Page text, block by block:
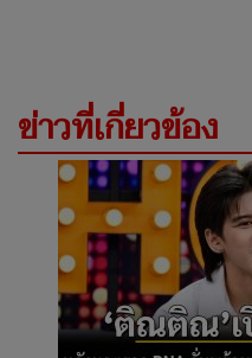
ข่าวที่เกี่ยวข้อง